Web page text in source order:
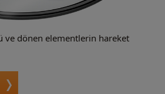
ve dönen elementlerin hareket